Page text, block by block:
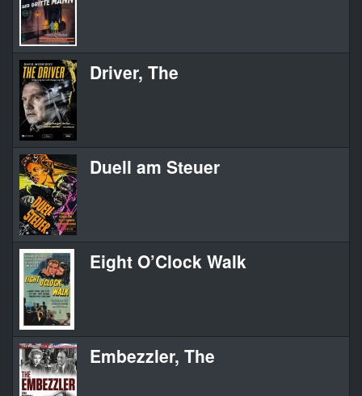
Driver, The
Duell am Steuer
Eight O’Clock Walk
Embezzler, The